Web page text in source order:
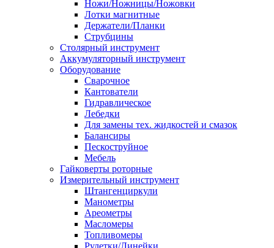
Ножи/Ножницы/Ножовки
Лотки магнитные
Держатели/Планки
Струбцины
Столярный инструмент
Аккумуляторный инструмент
Оборудование
Сварочное
Кантователи
Гидравлическое
Лебедки
Для замены тех. жидкостей и смазок
Балансиры
Пескоструйное
Мебель
Гайковерты роторные
Измерительный инструмент
Штангенциркули
Манометры
Ареометры
Масломеры
Топливомеры
Рулетки/Линейки